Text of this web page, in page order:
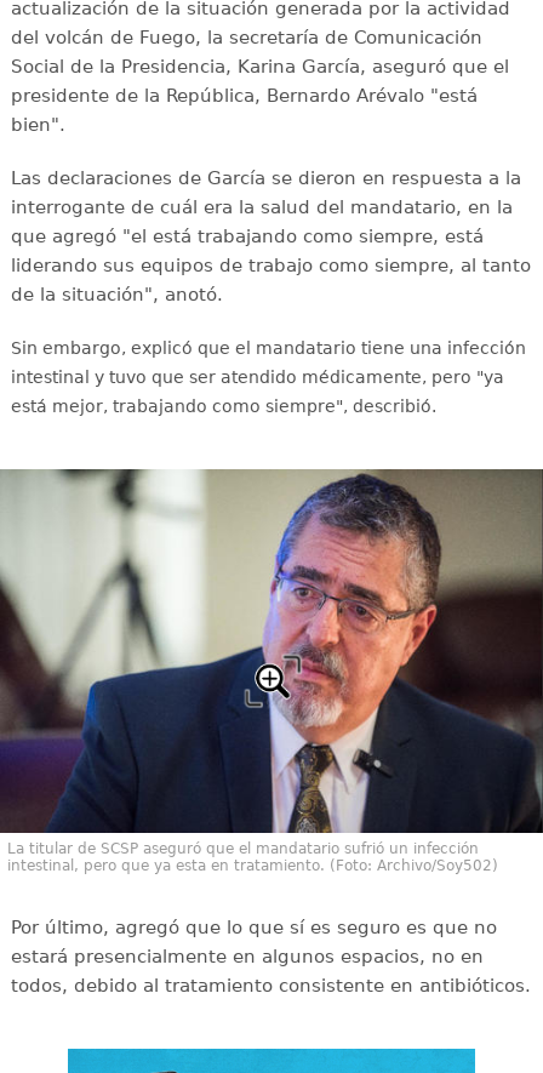
actualización de la situación generada por la actividad
del volcán de Fuego, la secretaría de Comunicación
Social de la Presidencia, Karina García, aseguró que el
presidente de la República, Bernardo Arévalo "está
bien".
Las declaraciones de García se dieron en respuesta a la
interrogante de cuál era la salud del mandatario, en la
que agregó "el está trabajando como siempre, está
liderando sus equipos de trabajo como siempre, al tanto
de la situación", anotó.
Sin embargo, explicó que el mandatario tiene una infección
intestinal y tuvo que ser atendido médicamente, pero "ya
está mejor, trabajando como siempre", describió.
La titular de SCSP aseguró que el mandatario sufrió un infección
intestinal, pero que ya esta en tratamiento. (Foto: Archivo/Soy502)
Por último, agregó que lo que sí es seguro es que no
estará presencialmente en algunos espacios, no en
todos, debido al tratamiento consistente en antibióticos.